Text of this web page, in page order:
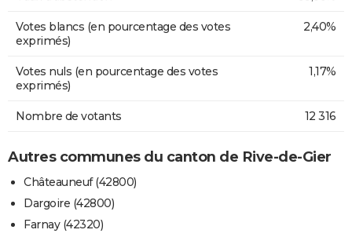
Votes blancs (en pourcentage des votes
exprimés)
2,40%
Votes nuls (en pourcentage des votes
exprimés)
1,17%
Nombre de votants 12 316
Autres communes du canton de Rive-de-Gier
Châteauneuf (42800)
Dargoire (42800)
Farnay (42320)